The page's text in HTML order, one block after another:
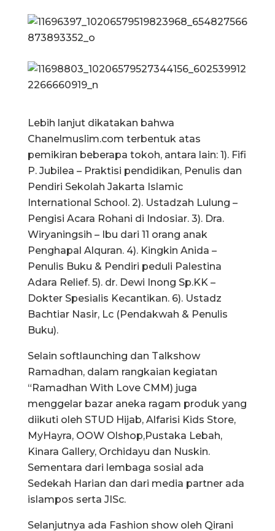
Lebih lanjut dikatakan bahwa
Chanelmuslim.com terbentuk atas
pemikiran beberapa tokoh, antara lain: 1). Fifi
P. Jubilea – Praktisi pendidikan, Penulis dan
Pendiri Sekolah Jakarta Islamic
International School. 2). Ustadzah Lulung –
Pengisi Acara Rohani di Indosiar. 3). Dra.
Wiryaningsih – Ibu dari 11 orang anak
Penghapal Alquran. 4). Kingkin Anida –
Penulis Buku & Pendiri peduli Palestina
Adara Relief. 5). dr. Dewi Inong Sp.KK –
Dokter Spesialis Kecantikan. 6). Ustadz
Bachtiar Nasir, Lc (Pendakwah & Penulis
Buku).
Selain softlaunching dan Talkshow
Ramadhan, dalam rangkaian kegiatan
“Ramadhan With Love CMM) juga
menggelar bazar aneka ragam produk yang
diikuti oleh STUD Hijab, Alfarisi Kids Store,
MyHayra, OOW Olshop,Pustaka Lebah,
Kinara Gallery, Orchidayu dan Nuskin.
Sementara dari lembaga sosial ada
Sedekah Harian dan dari media partner ada
islampos serta JISc.
Selanjutnya ada Fashion show oleh Qirani